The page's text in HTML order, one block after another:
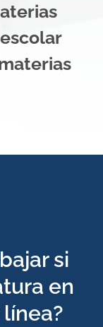
si
en
línea?